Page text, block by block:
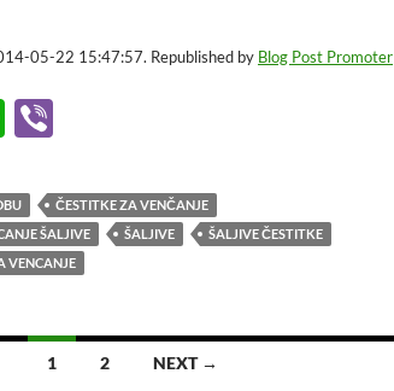
05-22 15:47:57. Republished by Blog Post Promoter
W
at
s
A
p
er
ČESTITKE ZA VENČANJE
ŠALJIVE
ŠALJIVE
ŠALJIVE ČESTITKE
VENCANJE
1 2 NEXT →